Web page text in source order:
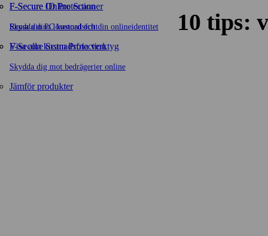
F-Secure ID Protection
Skydda dina lösenord och din onlineidentitet
F-Secure Scam Protection
Skydda dig mot bedrägerier online
Jämför produkter
F‑Secure Online Scanner
Rensa din PC kostnadsfritt
Visa alla kostnadsfria verktyg
10 tips: